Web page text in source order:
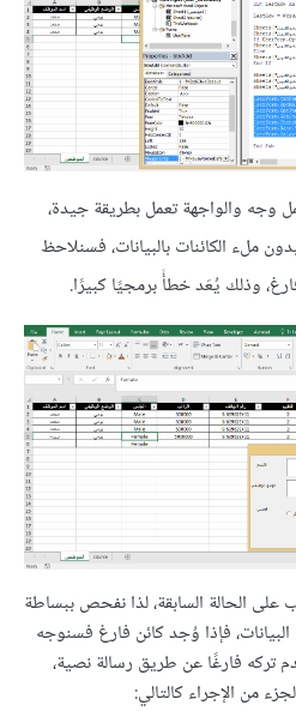
وجه والواجهة تعمل بطريقة جيدة،
ملء الكائنات بالبيانات، فسنلاحظ
وذلك يُعَد خطأً برمجيًا كبيرًا.
الحالة السابقة، لذا نفحص ببساطة
فإذا وُجد كائن فارغ فسنوجه
تركه فارغًا عن طريق رسالة نصية،
من الإجراء كالتالي: